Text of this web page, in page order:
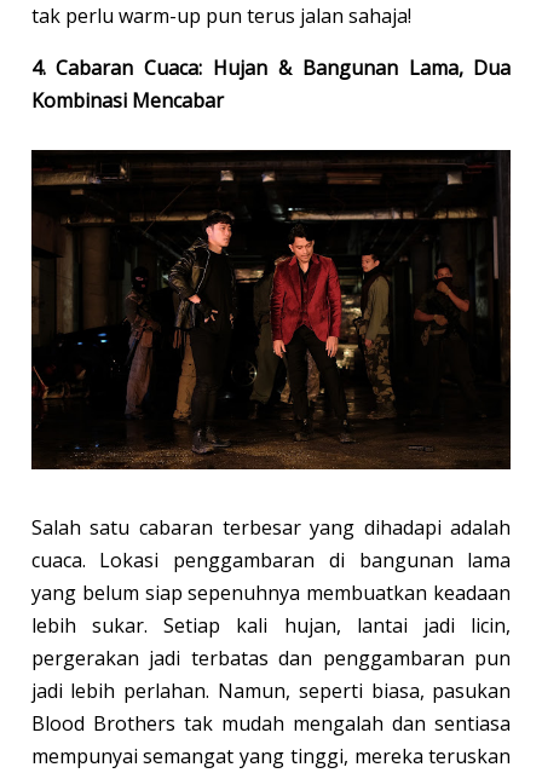
tak perlu warm-up pun terus jalan sahaja!
4. Cabaran Cuaca: Hujan & Bangunan Lama, Dua
Kombinasi Mencabar
Salah satu cabaran terbesar yang dihadapi adalah
cuaca. Lokasi penggambaran di bangunan lama
yang belum siap sepenuhnya membuatkan keadaan
lebih sukar. Setiap kali hujan, lantai jadi licin,
pergerakan jadi terbatas dan penggambaran pun
jadi lebih perlahan. Namun, seperti biasa, pasukan
Blood Brothers tak mudah mengalah dan sentiasa
mempunyai semangat yang tinggi, mereka teruskan